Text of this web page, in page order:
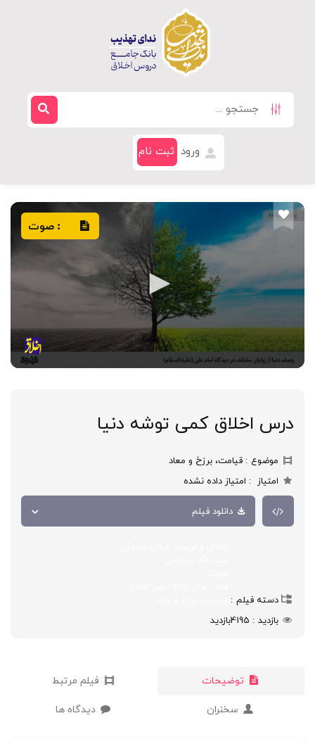
ورود ثبت نام
: صوت
درس اخلاق کمی توشه دنیا
موضوع
قیامت، برزخ و معاد
امتیاز
امتیاز داده نشده
دانلود فیلم
دسته فیلم
بازدید
4195بازدید
توضیحات فیلم مرتبط
سخنران دیدگاه ها